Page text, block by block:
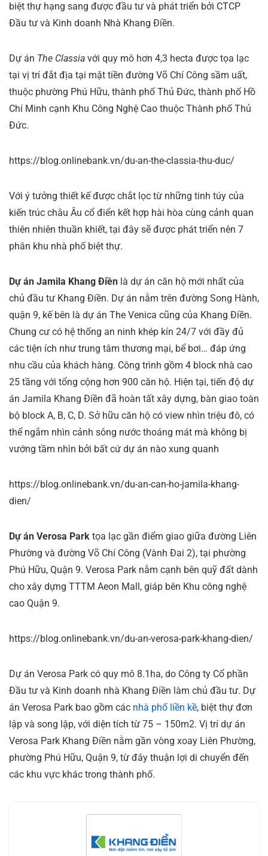
biệt thự hạng sang được đầu tư và phát triển bởi CTCP
Đầu tư và Kinh doanh Nhà Khang Điền.
Dự án The Classia với quy mô hơn 4,3 hecta được tọa lạc
tại vị trí đắt địa tại mặt tiền đường Võ Chí Công sầm uất,
thuộc phường Phú Hữu, thành phố Thủ Đức, thành phố Hồ
Chí Minh cạnh Khu Công Nghệ Cao thuộc Thành phố Thủ
Đức.
https://blog.onlinebank.vn/du-an-the-classia-thu-duc/
Với ý tưởng thiết kế được chắt lọc từ những tinh túy của
kiến trúc châu Âu cổ điển kết hợp hài hòa cùng cảnh quan
thiên nhiên thuần khiết, tại đây sẽ được phát triển nên 7
phân khu nhà phố biệt thự.
Dự án Jamila Khang Điền là dự án căn hộ mới nhất của
chủ đầu tư Khang Điền. Dự án nằm trên đường Song Hành,
quận 9, kế bên là dự án The Venica cũng của Khang Điền.
Chung cư có hệ thống an ninh khép kín 24/7 với đầy đủ
các tiện ích như trung tâm thương mại, bể bơi… đáp ứng
nhu cầu của khách hàng. Công trình gồm 4 block nhà cao
25 tầng với tổng cộng hơn 900 căn hộ. Hiện tại, tiến độ dự
án Jamila Khang Điền đã hoàn tất xây dựng, bàn giao toàn
bộ block A, B, C, D. Sở hữu căn hộ có view nhìn triệu đô, có
thể ngắm nhìn cảnh sông nước thoáng mát mà không bị
vướng tầm nhìn bởi bất cứ dự án nào xung quanh
https://blog.onlinebank.vn/du-an-can-ho-jamila-khang-
dien/
Dự án Verosa Park tọa lạc gần điểm giao giữa đường Liên
Phường và đường Võ Chí Công (Vành Đai 2), tại phường
Phú Hữu, Quận 9. Verosa Park nằm cạnh bên quỹ đất dành
cho xây dựng TTTM Aeon Mall, giáp bên Khu công nghệ
cao Quận 9.
https://blog.onlinebank.vn/du-an-verosa-park-khang-dien/
Dự án Verosa Park có quy mô 8.1ha, do Công ty Cổ phần
Đầu tư và Kinh doanh nhà Khang Điền làm chủ đầu tư. Dự
án Verosa Park bao gồm các nhà phố liền kề, biệt thự đơn
lập và song lập, với diện tích từ 75 – 150m2. Vị trí dự án
Verosa Park Khang Điền nằm gần vòng xoay Liên Phường,
phường Phú Hữu, Quận 9, từ đây thuận lợi di chuyển đến
các khu vực khác trong thành phố.